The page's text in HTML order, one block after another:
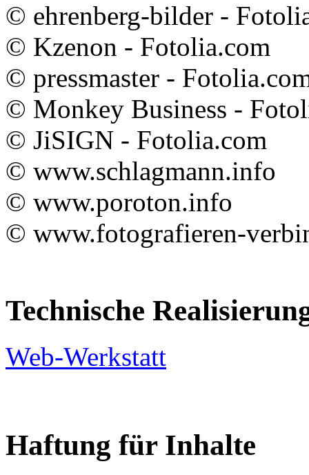
© ehrenberg-bilder -
© Kzenon - Fotolia.com
© pressmaster -
© Monkey Business -
© JiSIGN - Fotolia.com
© www.schlagmann.info
© www.poroton.info
© www.fotografieren-
Technische
Web-Werkstatt
Haftung für Inhalte